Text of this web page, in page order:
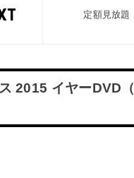
定額見放題
2015 イヤーDVD